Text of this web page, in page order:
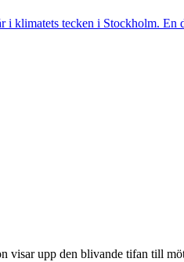
i klimatets tecken i Stockholm.
visar upp den blivande tifan till